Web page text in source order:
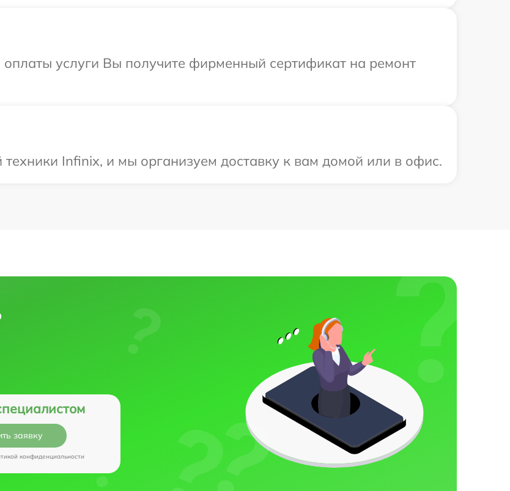
оплаты услуги Вы получите фирменный сертификат на ремонт
Infinix, и мы организуем доставку к вам домой или в офис.
заявку
конфиденциальности